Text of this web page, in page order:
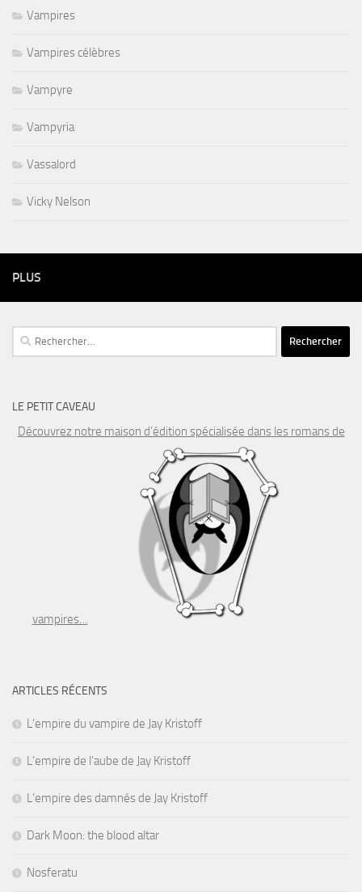
Vampires
Vampires célèbres
Vampyre
Vampyria
Vassalord
Vicky Nelson
PLUS
Rechercher :
LE PETIT CAVEAU
Découvrez notre maison d’édition spécialisée dans les romans de
vampires…
ARTICLES RÉCENTS
L’empire du vampire de Jay Kristoff
L’empire de l’aube de Jay Kristoff
L’empire des damnés de Jay Kristoff
Dark Moon: the blood altar
Nosferatu